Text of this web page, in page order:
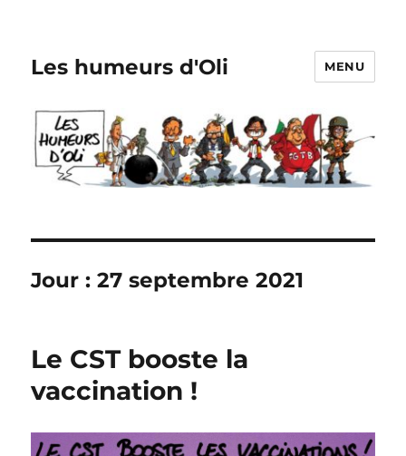
Les humeurs d'Oli MENU
Jour :27 septembre 2021
Le CST booste la
vaccination !